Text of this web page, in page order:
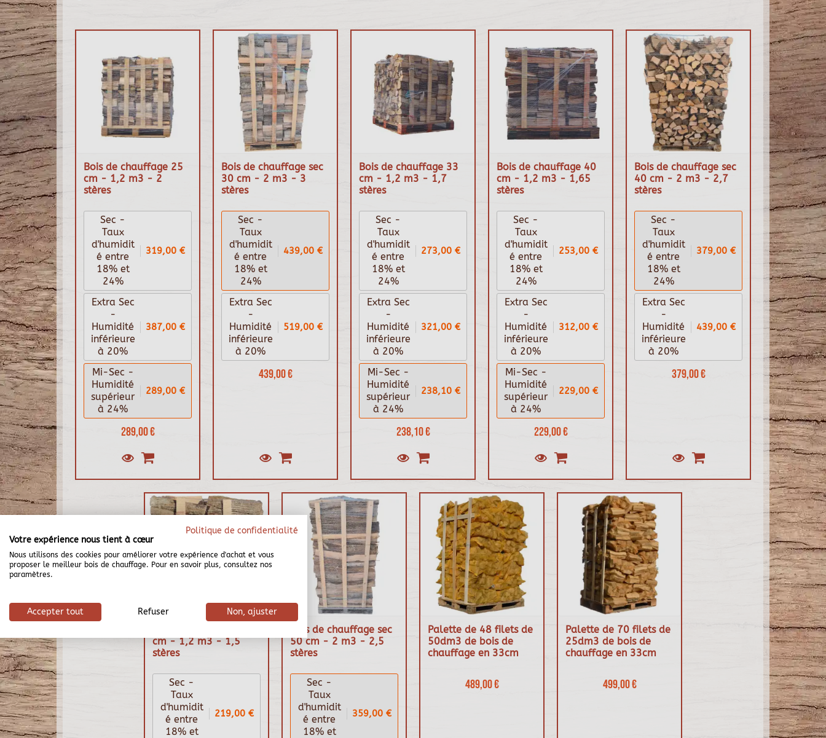
Bois de chauffage 25
cm - 1,2 m3 - 2
stères
289,00 €
Sec -
Taux
d'humidit
é entre
18% et
24%
319,00 €
Extra Sec
-
Humidité
inférieure
à 20%
387,00 €
Mi-Sec -
Humidité
supérieur
à 24%
289,00 €
Bois de chauffage sec
30 cm - 2 m3 - 3
stères
439,00 €
Sec -
Taux
d'humidit
é entre
18% et
24%
439,00 €
Extra Sec
-
Humidité
inférieure
à 20%
519,00 €
Bois de chauffage 33
cm - 1,2 m3 - 1,7
stères
238,10 €
Sec -
Taux
d'humidit
é entre
18% et
24%
273,00 €
Extra Sec
-
Humidité
inférieure
à 20%
321,00 €
Mi-Sec -
Humidité
supérieur
à 24%
238,10 €
Bois de chauffage 40
cm - 1,2 m3 - 1,65
stères
229,00 €
Sec -
Taux
d'humidit
é entre
18% et
24%
253,00 €
Extra Sec
-
Humidité
inférieure
à 20%
312,00 €
Mi-Sec -
Humidité
supérieur
à 24%
229,00 €
Bois de chauffage sec
40 cm - 2 m3 - 2,7
stères
379,00 €
Sec -
Taux
d'humidit
é entre
18% et
24%
379,00 €
Extra Sec
-
Humidité
inférieure
à 20%
439,00 €
cm - 1,2 m3 - 1,5
stères
Sec -
Taux
d'humidit
é entre
18% et
219,00 €
Bois de chauffage sec
50 cm - 2 m3 - 2,5
stères
Sec -
Taux
d'humidit
é entre
18% et
359,00 €
Palette de 48 filets de
50dm3 de bois de
chauffage en 33cm
489,00 €
Palette de 70 filets de
25dm3 de bois de
chauffage en 33cm
499,00 €
Politique de confidentialité
Votre expérience nous tient à cœur
Nous utilisons des cookies pour améliorer votre expérience d'achat et vous
proposer le meilleur bois de chauffage. Pour en savoir plus, consultez nos
paramètres.
Accepter tout Refuser Non, ajuster